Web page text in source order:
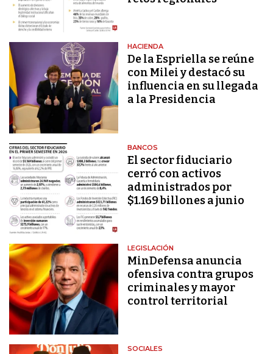
HACIENDA
De la Espriella se reúne
con Milei y destacó su
influencia en su llegada
a la Presidencia
BANCOS
El sector fiduciario
cerró con activos
administrados por
$1.169 billones a junio
LEGISLACIÓN
MinDefensa anuncia
ofensiva contra grupos
criminales y mayor
control territorial
SOCIALES